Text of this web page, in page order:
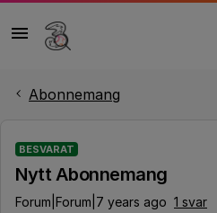
Abonnemang
BESVARAT
Nytt Abonnemang
Forum|Forum|7 years ago 1 svar